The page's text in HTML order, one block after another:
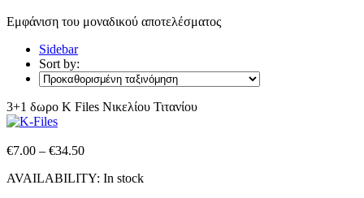
Εμφάνιση του μοναδικού αποτελέσματος
Sidebar
Sort by:
3+1 δωρο K Files Νικελίου Τιτανίου
€7.00 – €34.50Price
€7.00
AVAILABILITY: In stock